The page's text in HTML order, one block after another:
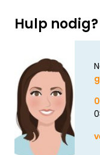
Hulp nodig?